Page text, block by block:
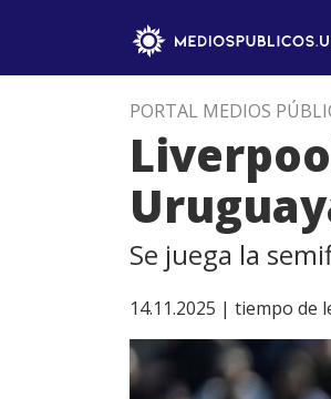
PORTAL MEDIOS
Se juega la
14.11.2025 | tiempo de